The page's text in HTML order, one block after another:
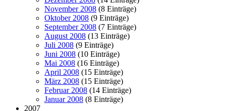
November 2008 (8 Einträge)
Oktober 2008 (9 Einträge)
September 2008 (7 Einträge)
August 2008 (13 Einträge)
Juli 2008 (9 Einträge)
Juni 2008 (10 Einträge)
Mai 2008 (16 Einträge)
April 2008 (15 Einträge)
März 2008 (15 Einträge)
Februar 2008 (14 Einträge)
Januar 2008 (8 Einträge)
2007